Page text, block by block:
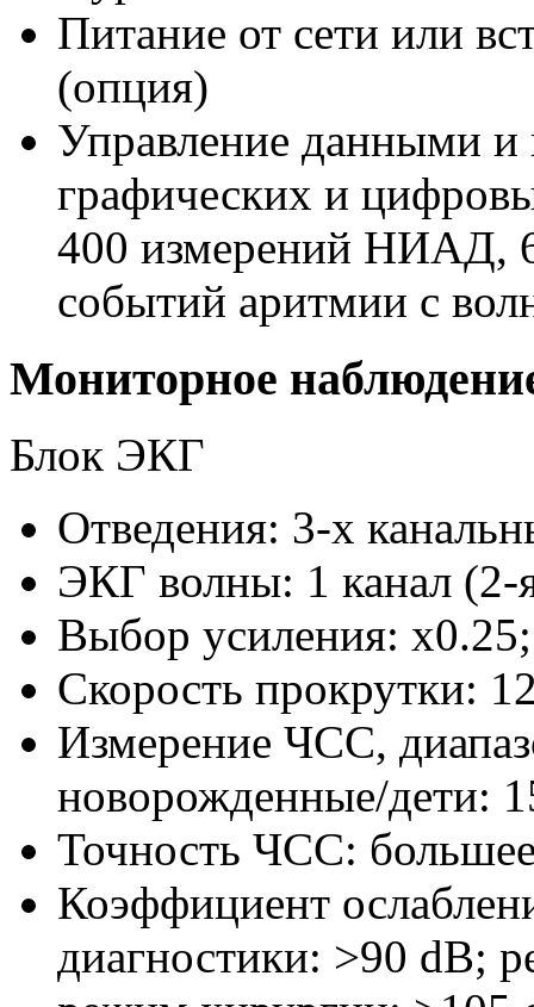
Питание от сети или
(опция)
Управление данными и
графических и
400 измерений НИАД,
событий аритмии с
Мониторное
Блок ЭКГ
Отведения: 3-х
ЭКГ волны: 1 канал (2-
Выбор усиления:
Скорость прокрутки:
Измерение ЧСС,
новорожденные/дети:
Точность ЧСС:
Коэффициент
диагностики: >90 dB;